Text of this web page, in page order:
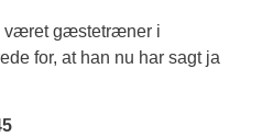
været gæstetræner i
for, at han nu har sagt ja